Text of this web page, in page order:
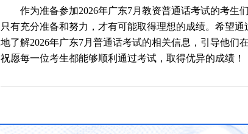
作为准备参加2026年广东7月教资普通话考试的考生
只有充分准备和努力，才有可能取得理想的成绩。希望
地了解2026年广东7月普通话考试的相关信息，引导他们
祝愿每一位考生都能够顺利通过考试，取得优异的成绩！